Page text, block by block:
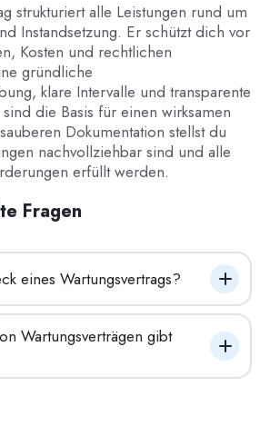
strukturiert alle Leistungen rund um
Instandsetzung. Er schützt dich vor
Kosten und rechtlichen
gründliche
klare Intervalle und transparente
die Basis für einen wirksamen
Dokumentation stellst du
nachvollziehbar sind und alle
erfüllt werden.
Fragen
eines Wartungsvertrags?
Wartungsverträgen gibt